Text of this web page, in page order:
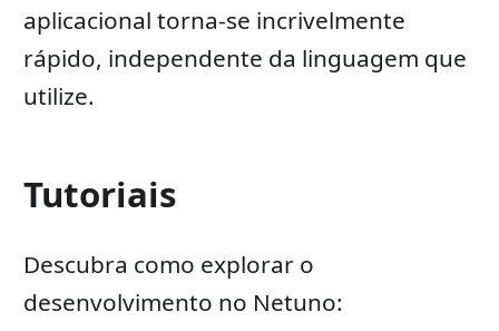
aplicacional torna-se incrivelmente
rápido, independente da linguagem que
utilize.
Tutoriais
Descubra como explorar o
desenvolvimento no Netuno: